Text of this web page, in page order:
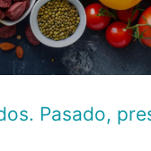
Pasado,